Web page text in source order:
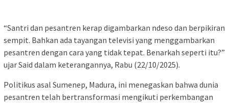
“Santri dan pesantren kerap digambarkan ndeso dan berpikiran
sempit. Bahkan ada tayangan televisi yang menggambarkan
pesantren dengan cara yang tidak tepat. Benarkah seperti itu?”
ujar Said dalam keterangannya, Rabu (22/10/2025).
Politikus asal Sumenep, Madura, ini menegaskan bahwa dunia
pesantren telah bertransformasi mengikuti perkembangan